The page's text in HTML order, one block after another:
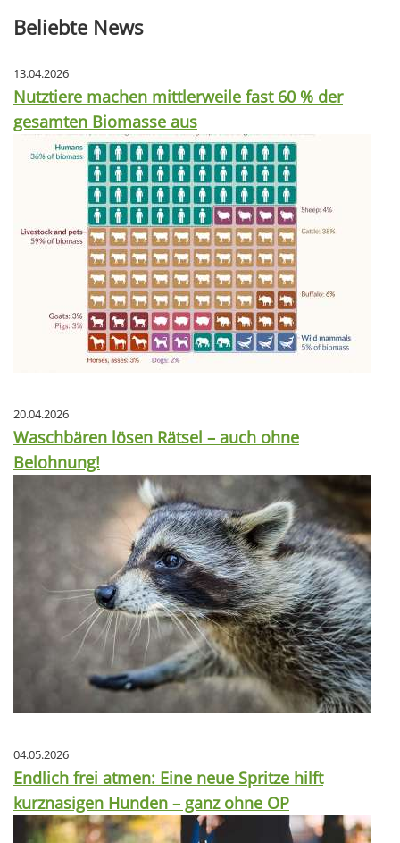
Beliebte News
13.04.2026
Nutztiere machen mittlerweile fast 60 % der
gesamten Biomasse aus
20.04.2026
Waschbären lösen Rätsel – auch ohne
Belohnung!
04.05.2026
Endlich frei atmen: Eine neue Spritze hilft
kurznasigen Hunden – ganz ohne OP